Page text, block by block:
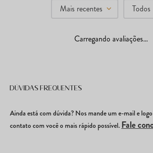
Mais recentes Todos
Carregando avaliações…
Dúvidas frequentes
Ainda está com dúvida? Nos mande um e-mail e
contato com você o mais rápido possível. Fale